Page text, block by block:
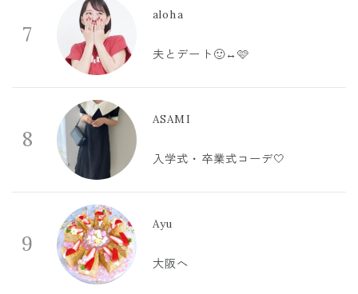
7
aloha
夫とデート🙂‍↔️🩷
8
ASAMI
入学式・卒業式コーデ🤍
9
Ayu
大阪へ